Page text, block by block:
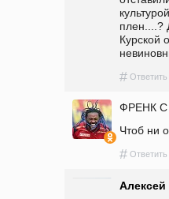
плен....?
Курской
# Ответить
ФРЕНК С
Чтоб ни
# Ответить